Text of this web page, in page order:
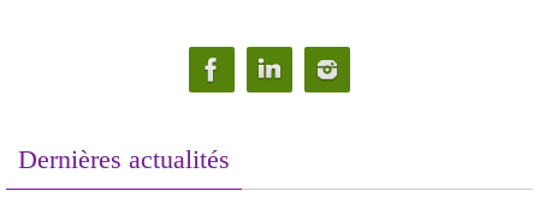
Dernières actualités